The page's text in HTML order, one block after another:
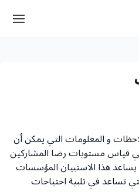
و المعلومات التي يمكن أن
قياس مستويات رضا المشاركين
هذا الاستبيان المؤسسات
تساعد في تلبية احتياجات